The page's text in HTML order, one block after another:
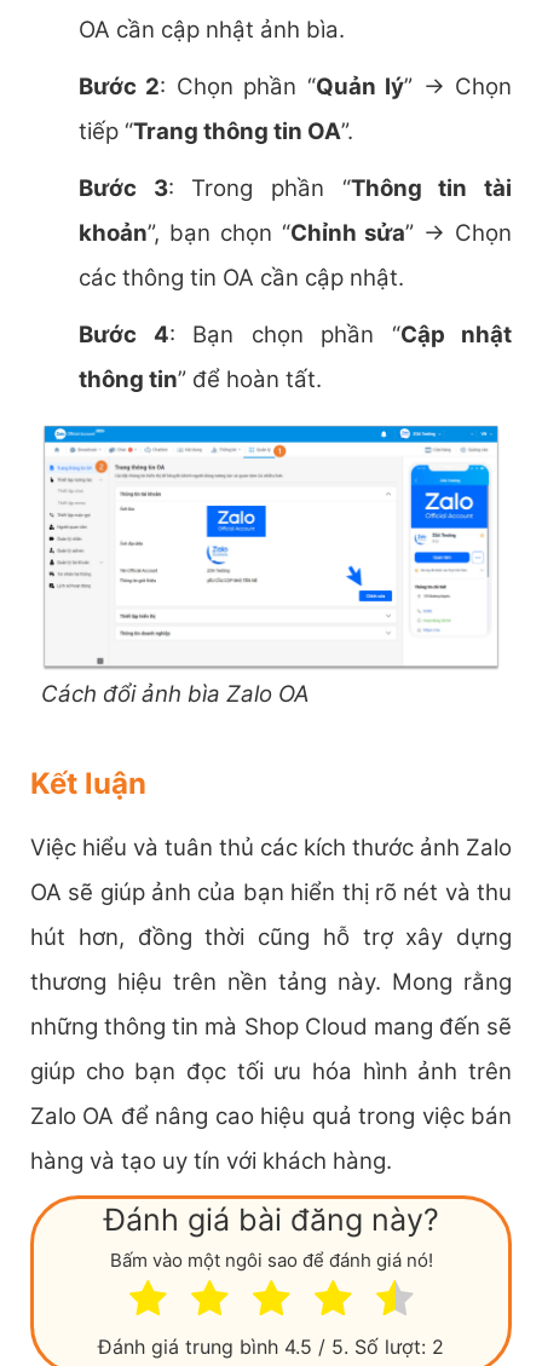
OA cần cập nhật ảnh bìa.
Bước 2: Chọn phần “Quản lý” → Chọn
tiếp “Trang thông tin OA”.
Bước 3: Trong phần “Thông tin tài
khoản”, bạn chọn “Chỉnh sửa” → Chọn
các thông tin OA cần cập nhật.
Bước 4: Bạn chọn phần “Cập nhật
thông tin” để hoàn tất.
Cách đổi ảnh bìa Zalo OA
Kết luận
Việc hiểu và tuân thủ các kích thước ảnh Zalo
OA sẽ giúp ảnh của bạn hiển thị rõ nét và thu
hút hơn, đồng thời cũng hỗ trợ xây dựng
thương hiệu trên nền tảng này. Mong rằng
những thông tin mà Shop Cloud mang đến sẽ
giúp cho bạn đọc tối ưu hóa hình ảnh trên
Zalo OA để nâng cao hiệu quả trong việc bán
hàng và tạo uy tín với khách hàng.
Đánh giá bài đăng này?
Bấm vào một ngôi sao để đánh giá nó!
Đánh giá trung bình 4.5 / 5. Số lượt: 2